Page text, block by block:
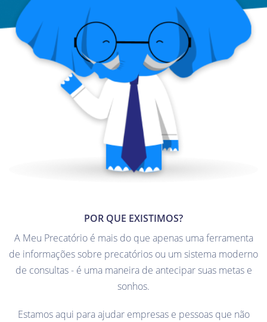
POR QUE EXISTIMOS?
A Meu Precatório é mais do que apenas uma ferramenta
de informações sobre precatórios ou um sistema moderno
de consultas - é uma maneira de antecipar suas metas e
sonhos.
Estamos aqui para ajudar empresas e pessoas que não